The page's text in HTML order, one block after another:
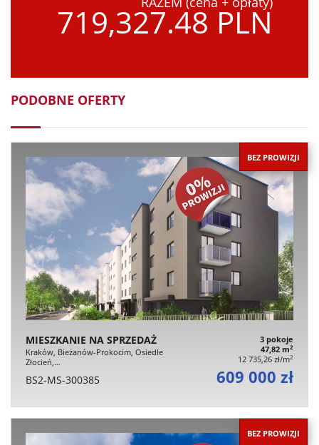
719,327.48 PLN
PODOBNE OFERTY
BEZ PROWIZJI
MIESZKANIE NA SPRZEDAŻ
Kraków, Bieżanów-Prokocim, Osiedle
Złocień,…
3 pokoje
47,82 m2
12 735,26 zł/m2
BS2-MS-300385 609 000 zł
BEZ PROWIZJI